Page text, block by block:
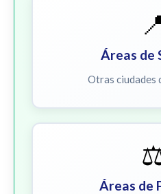
Áreas de
Otras ciudades
Áreas de